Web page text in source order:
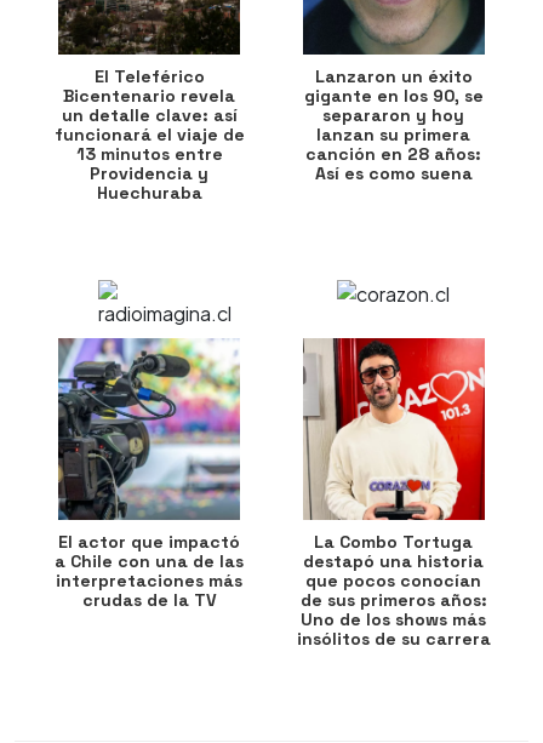
El Teleférico
Bicentenario revela
un detalle clave: así
funcionará el viaje de
13 minutos entre
Providencia y
Huechuraba
Lanzaron un éxito
gigante en los 90, se
separaron y hoy
lanzan su primera
canción en 28 años:
Así es como suena
El actor que impactó
a Chile con una de las
interpretaciones más
crudas de la TV
La Combo Tortuga
destapó una historia
que pocos conocían
de sus primeros años:
Uno de los shows más
insólitos de su carrera